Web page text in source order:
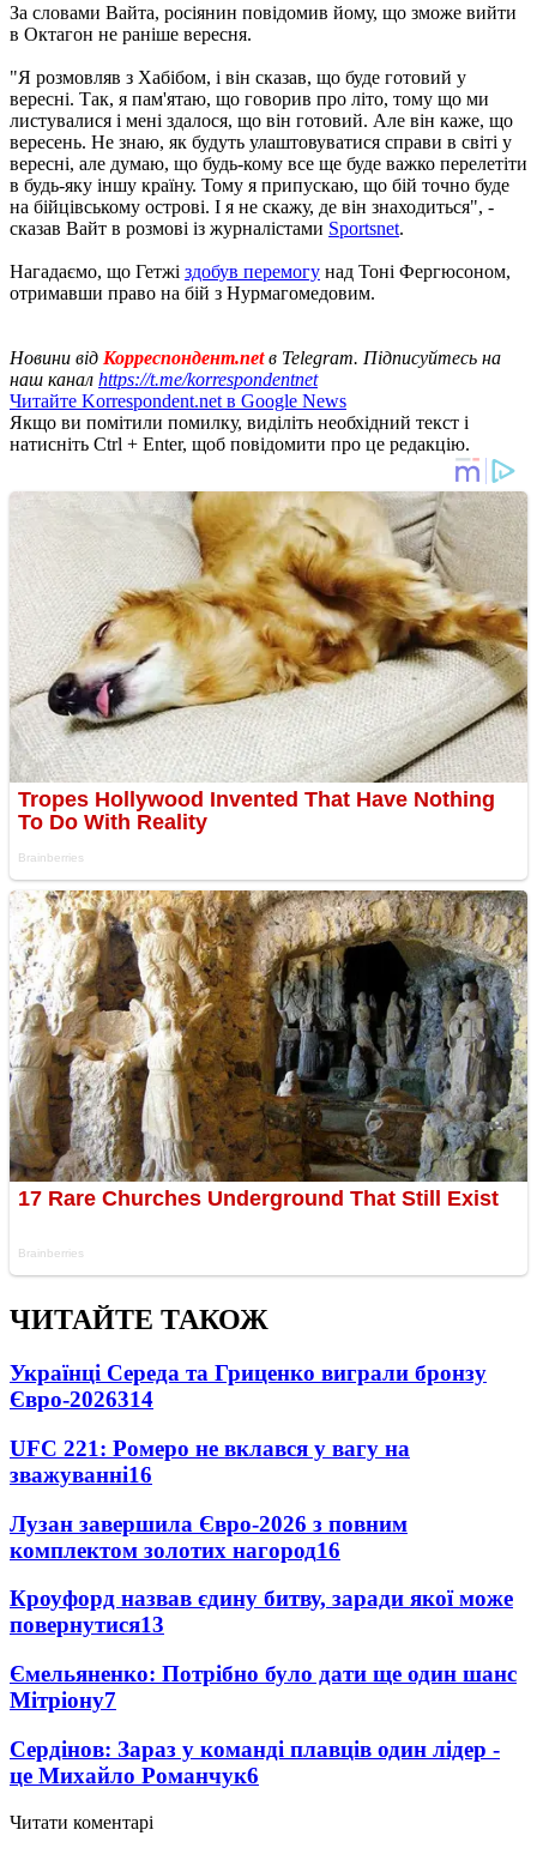
За словами Вайта, росіянин повідомив йому, що зможе вийти
в Октагон не раніше вересня.
"Я розмовляв з Хабібом, і він сказав, що буде готовий у
вересні. Так, я пам'ятаю, що говорив про літо, тому що ми
листувалися і мені здалося, що він готовий. Але він каже, що
вересень. Не знаю, як будуть улаштовуватися справи в світі у
вересні, але думаю, що будь-кому все ще буде важко перелетіти
в будь-яку іншу країну. Тому я припускаю, що бій точно буде
на бійцівському острові. І я не скажу, де він знаходиться", -
сказав Вайт в розмові із журналістами Sportsnet.
Нагадаємо, що Гетжі здобув перемогу над Тоні Фергюсоном,
отримавши право на бій з Нурмагомедовим.
Новини від Корреспондент.netв Telegram. Підписуйтесь на
наш канал https://t.me/korrespondentnet
Читайте Korrespondent.net в Google News
Якщо ви помітили помилку, виділіть необхідний текст і
натисніть Ctrl + Enter, щоб повідомити про це редакцію.
ЧИТАЙТЕ ТАКОЖ
Українці Середа та Гриценко виграли бронзу
Євро-2026314
UFC 221: Ромеро не вклався у вагу на
зважуванні16
Лузан завершила Євро-2026 з повним
комплектом золотих нагород16
Кроуфорд назвав єдину битву, заради якої може
повернутися13
Ємельяненко: Потрібно було дати ще один шанс
Мітріону7
Сердінов: Зараз у команді плавців один лідер -
це Михайло Романчук6
Читати коментарі